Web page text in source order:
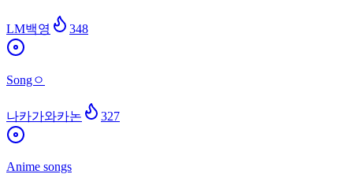
LM백영 348
Songㅇ
나카가와카논 327
Anime songs